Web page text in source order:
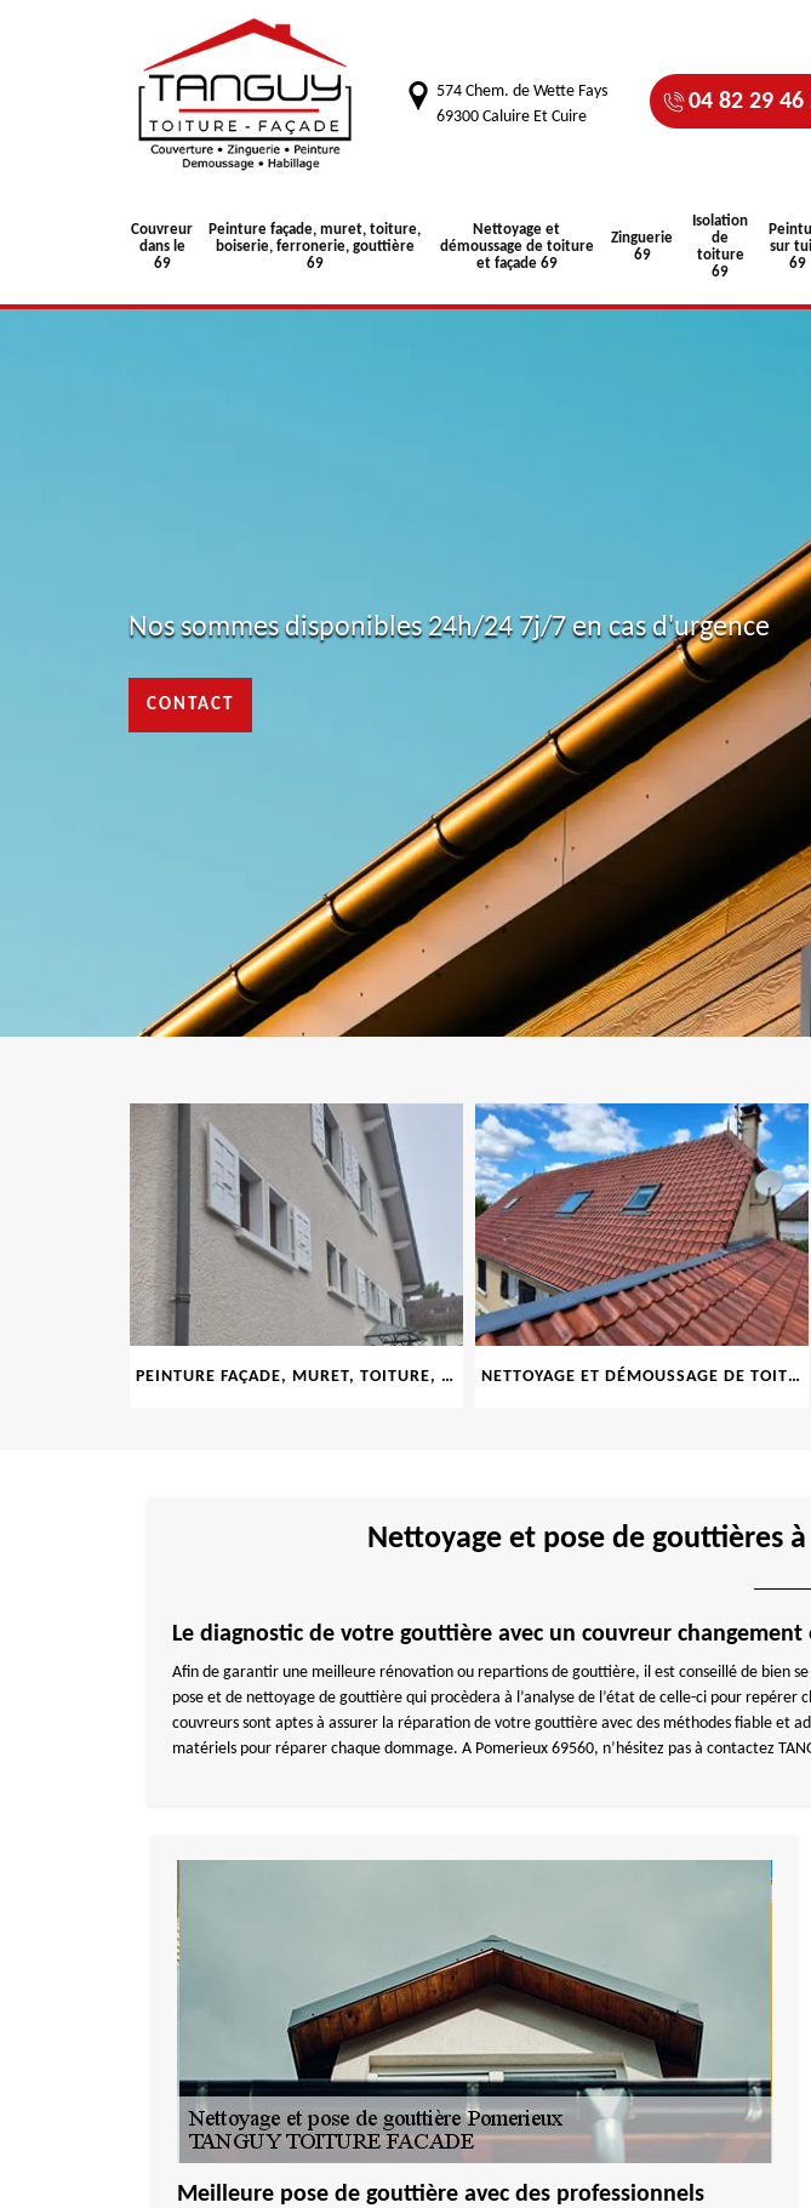
574 Chem. de Wette Fays
69300 Caluire Et Cuire
04 82 29 46
Couvreur
dans le
69
Peinture façade, muret, toiture,
boiserie, ferronerie, gouttière
69
Nettoyage et
démoussage de toiture
et façade 69
Zinguerie
69
Isolation
de
toiture
69
sur
69
Nos sommes disponibles 24h/24 7j/7 en cas d'urgence
CONTACT
PEINTURE FAÇADE, MURET, TOITURE, BOISERIE, FERRONERIE, GOUTTIÈRE 69 NETTOYAGE ET DÉMOUSSAGE DE TOITURE ET FAÇADE 69
Nettoyage et pose de gouttières
Le diagnostic de votre gouttière avec un couvreur
Afin de garantir une meilleure rénovation ou repartions de gouttière, il est conseillé de bien
pose et de nettoyage de gouttière qui procèdera à l’analyse de l’état de celle-ci pour repérer
couvreurs sont aptes à assurer la réparation de votre gouttière avec des méthodes fiable et
matériels pour réparer chaque dommage. A Pomerieux 69560, n’hésitez pas à contactez
Meilleure pose de gouttière avec des professionnels